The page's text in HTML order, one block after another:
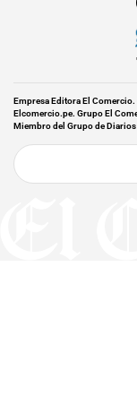
Empresa Editora El
Elcomercio.pe. Grupo El
Miembro del Grupo de